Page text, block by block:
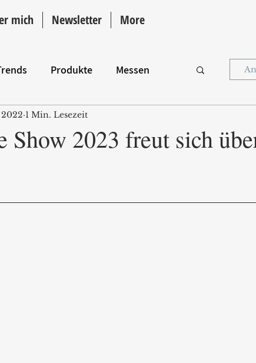
mich Newsletter More
Produkte Messen
Show 2023 freut sich
2022 1 Min. Lesezeit